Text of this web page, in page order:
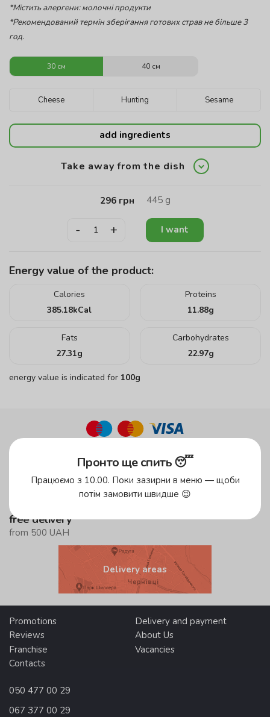
*Містить алергени: молочні продукти
*Рекомендований термін зберігання готових страв не більше 3
год.
30 см 40 см
Cheese Hunting Sesame
add ingredients
Take away from the dish
296грн 445g
- + I want
Energy value of the product:
Calories
385.18kCal
Proteins
11.88g
Fats
27.31g
Carbohydrates
22.97g
energy value is indicated for 100g
up to 45 minutes
in the green zone!
up to 59 minutes
in the yellow zone
free delivery
from 500 UAH
Delivery areas
Promotions
Delivery and payment
Reviews
About Us
Franchise
Vacancies
Contacts
050 477 00 29
067 377 00 29
Пронто ще спить 😴
Працюємо з 10.00. Поки зазирни в меню — щоби
потім замовити швидше 😉